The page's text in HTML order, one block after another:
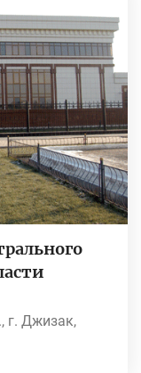
г. Джизак,